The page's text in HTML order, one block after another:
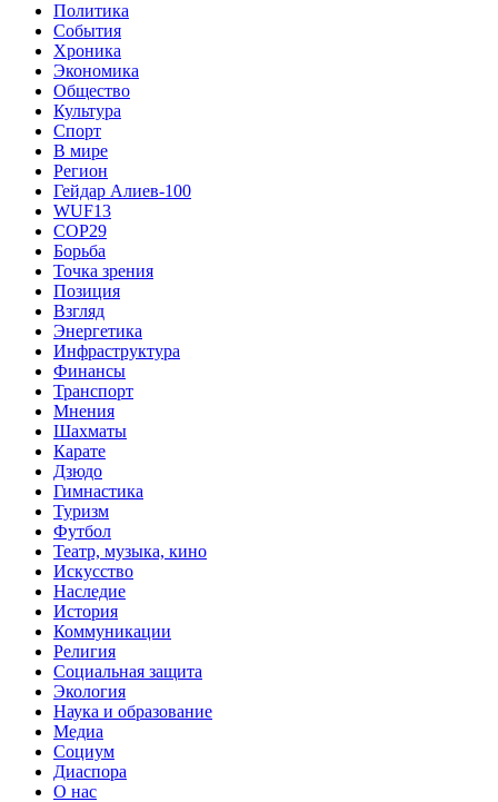
Политика
События
Хроника
Экономика
Общество
Культура
Спорт
В мире
Регион
Гейдар Алиев-100
WUF13
COP29
Борьба
Точка зрения
Позиция
Взгляд
Энергетика
Инфраструктура
Финансы
Транспорт
Мнения
Шахматы
Карате
Дзюдо
Гимнастика
Туризм
Футбол
Театр, музыка, кино
Искусство
Наследие
История
Коммуникации
Религия
Социальная защита
Экология
Наука и образование
Медиа
Социум
Диаспора
О нас